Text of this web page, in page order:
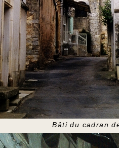
Bâti du cadran